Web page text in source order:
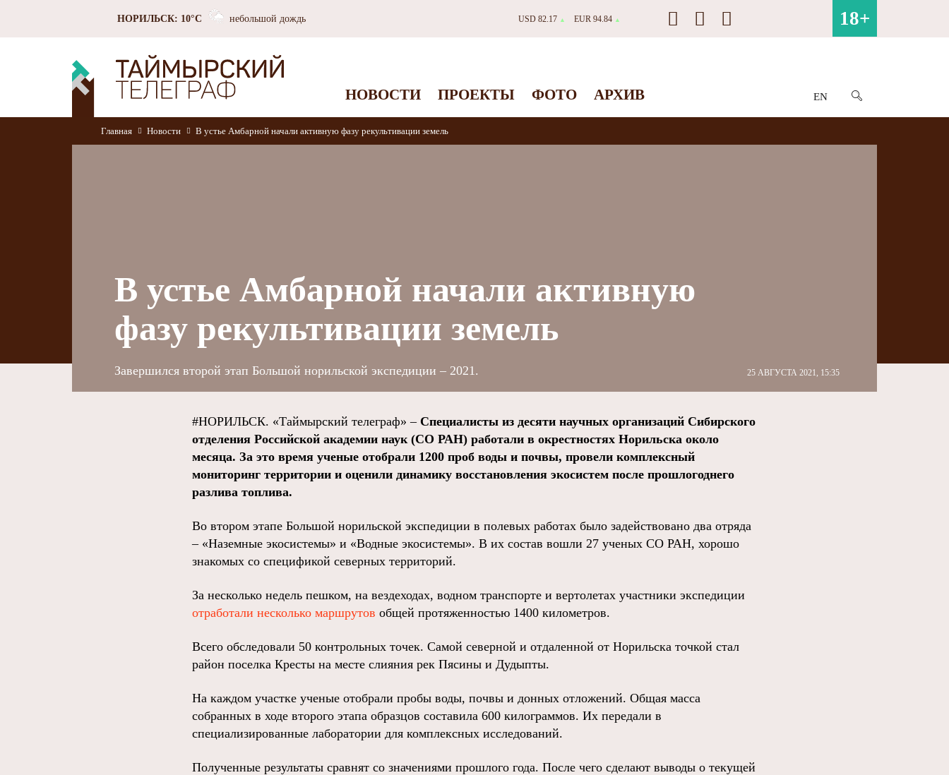
НОРИЛЬСК: 10°C небольшой дождь USD 82.17 ▲ EUR 94.84 ▲ 18+
НОВОСТИ ПРОЕКТЫ ФОТО АРХИВ EN
Главная Новости В устье Амбарной начали активную фазу рекультивации земель
В устье Амбарной начали активную
фазу рекультивации земель
25 АВГУСТА 2021, 15:35
Завершился второй этап Большой норильской экспедиции – 2021.
#НОРИЛЬСК. «Таймырский телеграф» – Специалисты из десяти научных организаций Сибирского
отделения Российской академии наук (СО РАН) работали в окрестностях Норильска около
месяца. За это время ученые отобрали 1200 проб воды и почвы, провели комплексный
мониторинг территории и оценили динамику восстановления экосистем после прошлогоднего
разлива топлива.
Во втором этапе Большой норильской экспедиции в полевых работах было задействовано два отряда
– «Наземные экосистемы» и «Водные экосистемы». В их состав вошли 27 ученых СО РАН, хорошо
знакомых со спецификой северных территорий.
За несколько недель пешком, на вездеходах, водном транспорте и вертолетах участники экспедиции
отработали несколько маршрутов общей протяженностью 1400 километров.
Всего обследовали 50 контрольных точек. Самой северной и отдаленной от Норильска точкой стал
район поселка Кресты на месте слияния рек Пясины и Дудыпты.
На каждом участке ученые отобрали пробы воды, почвы и донных отложений. Общая масса
собранных в ходе второго этапа образцов составила 600 килограммов. Их передали в
специализированные лаборатории для комплексных исследований.
Полученные результаты сравнят со значениями прошлого года. После чего сделают выводы о текущей